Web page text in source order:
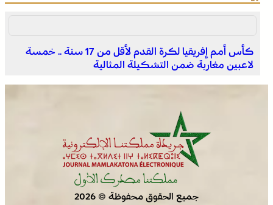
توقعات أحوال الطقس اليوم الأحد بالمغرب
كأس أمم إفريقيا لكرة القدم لأقل من 17 سنة .. خمسة
لاعبين مغاربة ضمن التشكيلة المثالية
جميع الحقوق محفوظة © 2026